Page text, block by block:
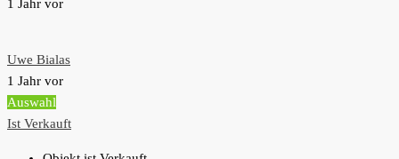
1 Jahr vor
Uwe Bialas
1 Jahr vor
Auswahl
Ist Verkauft